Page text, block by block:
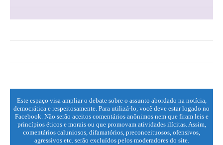
Este espaço visa ampliar o debate sobre o assunto abordado na notícia,
democrática e respeitosamente. Para utilizá-lo, você deve estar logado no
Facebook. Não serão aceitos comentários anônimos nem que firam leis e
princípios éticos e morais ou que promovam atividades ilícitas. Assim,
comentários caluniosos, difamatórios, preconceituosos, ofensivos,
agressivos etc. serão excluídos pelos moderadores do site.